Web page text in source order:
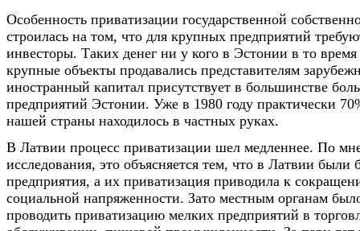
Особенность приватизации государственной
строилась на том, что для крупных предприятий
инвесторы. Таких денег ни у кого в Эстонии в то
крупные объекты продавались представителям
иностранный капитал присутствует в большинстве
предприятий Эстонии. Уже в 1980 году практически
нашей страны находилось в частных руках.
В Латвии процесс приватизации шел медленнее. По
исследования, это объясняется тем, что в Латвии были
предприятия, а их приватизация приводила к
социальной напряженности. Зато местным органам
проводить приватизацию мелких предприятий в